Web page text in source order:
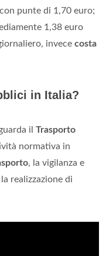
punte di 1,70 euro;
1,38 euro
invece costa
in Italia?
il Trasporto
normativa in
, la vigilanza e
realizzazione di